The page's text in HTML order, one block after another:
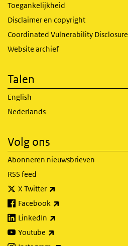
Toegankelijkheid
Disclaimer en copyright
Coordinated Vulnerability Disclosure
Website archief
Talen
English
Nederlands
Volg ons
Abonneren nieuwsbrieven
RSS feed
X Twitter
Facebook
LinkedIn
Youtube